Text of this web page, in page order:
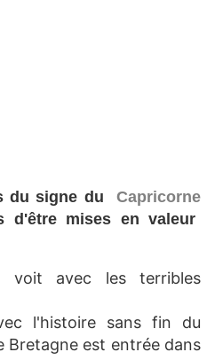
du signe du Capricorne
d'être mises en valeur
voit avec les terribles
l'histoire sans fin du
Bretagne est entrée dans